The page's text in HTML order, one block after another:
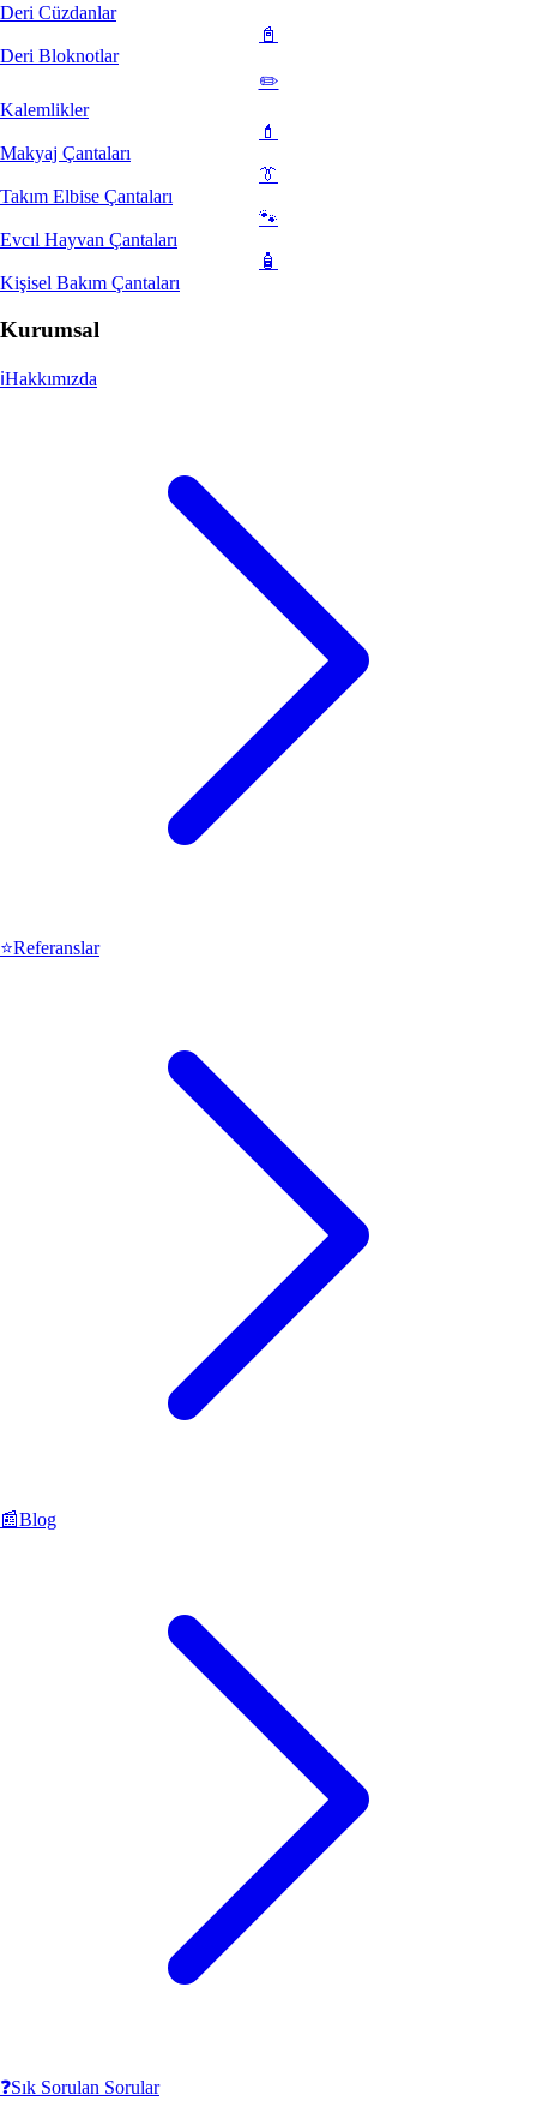
Deri Cüzdanlar
📓
Deri Bloknotlar
✏️
Kalemlikler
💄
Makyaj Çantaları
👔
Takım Elbise Çantaları
🐾
Evcıl Hayvan Çantaları
🧴
Kişisel Bakım Çantaları
Kurumsal
ℹ️Hakkımızda
⭐Referanslar
📰Blog
❓Sık Sorulan Sorular